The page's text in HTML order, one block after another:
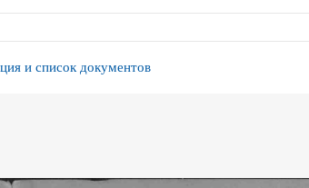
и список документов